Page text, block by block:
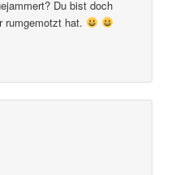
Du bist doch
rumgemotzt hat.